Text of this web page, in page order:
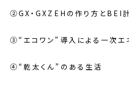
②GX・GXZEHの作り方とBEI
③“エコワン”導入による一次エ
④“乾太くん”のある生活